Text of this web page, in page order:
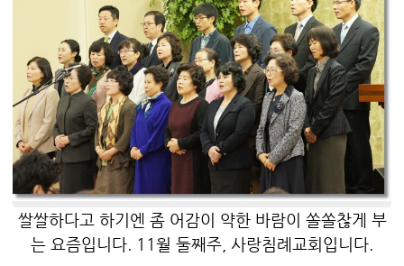
쌀쌀하다고 하기엔 좀 어감이 약한 바람이 쏠쏠찮게 부
는 요즘입니다. 11월 둘째주, 사랑침례교회입니다.